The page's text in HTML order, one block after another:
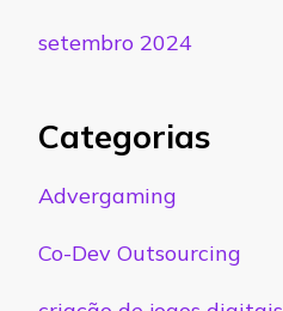
setembro 2024
Categorias
Advergaming
Co-Dev Outsourcing